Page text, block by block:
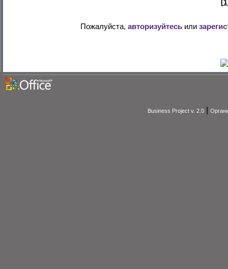
[1
Пожалуйста, авторизуйтесьили
Business Project v. 2.0